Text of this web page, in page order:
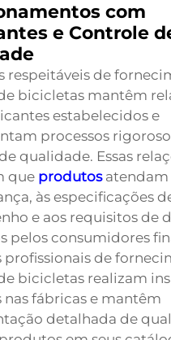
com
e Controle
respeitáveis de
bicicletas mantêm
estabelecidos e
processos
qualidade. Essas
que produtos atendam
às especificações
e aos requisitos de
pelos consumidores
profissionais de
bicicletas realizam
nas fábricas e mantêm
detalhada de